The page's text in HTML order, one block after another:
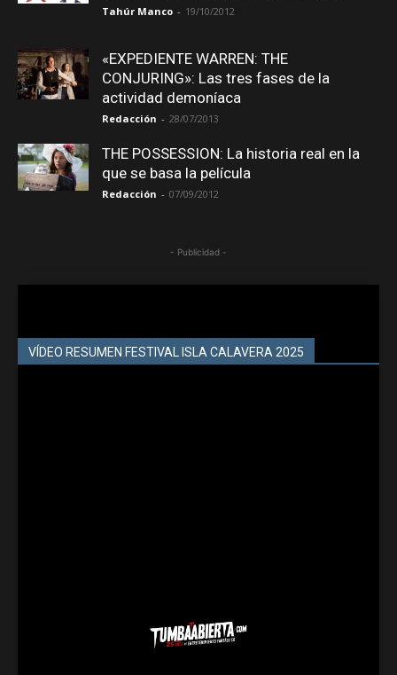
Tahúr Manco - 19/10/2012
«EXPEDIENTE WARREN: THE
CONJURING»: Las tres fases de la
actividad demoníaca
Redacción - 28/07/2013
THE POSSESSION: La historia real en la
que se basa la película
Redacción - 07/09/2012
- Publicidad -
VÍDEO RESUMEN FESTIVAL ISLA CALAVERA 2025